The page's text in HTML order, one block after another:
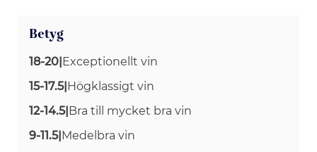
Betyg
18-20|Exceptionellt vin
15-17.5|Högklassigt vin
12-14.5|Bra till mycket bra vin
9-11.5|Medelbra vin